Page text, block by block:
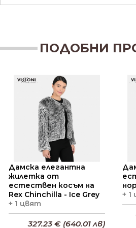
ПОДОБНИ
Дамска елегантна
жилетка от
естествен косъм на
Rex Chinchilla - Ice Grey
+ 1 цвят
327.23 € (640.01 лв)
+ 1